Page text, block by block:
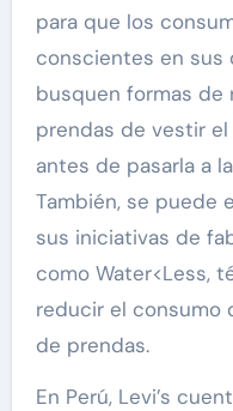
para que los
conscientes en sus
busquen formas de
prendas de vestir
antes de pasarla a
También, se puede
sus iniciativas de
como Water<Less,
reducir el consumo
de prendas.
En Perú, Levi’s